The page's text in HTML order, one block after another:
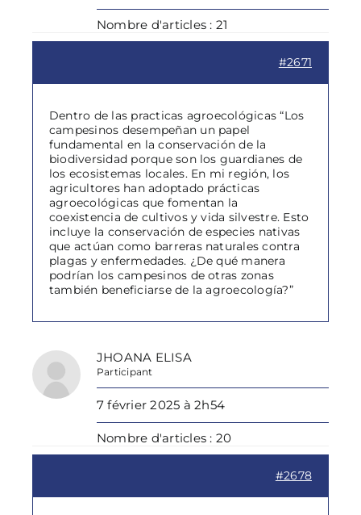
Nombre d'articles : 21
#2671
Dentro de las practicas agroecológicas “Los
campesinos desempeñan un papel
fundamental en la conservación de la
biodiversidad porque son los guardianes de
los ecosistemas locales. En mi región, los
agricultores han adoptado prácticas
agroecológicas que fomentan la
coexistencia de cultivos y vida silvestre. Esto
incluye la conservación de especies nativas
que actúan como barreras naturales contra
plagas y enfermedades. ¿De qué manera
podrían los campesinos de otras zonas
también beneficiarse de la agroecología?”
JHOANA ELISA
Participant
7 février 2025 à 2h54
Nombre d'articles : 20
#2678